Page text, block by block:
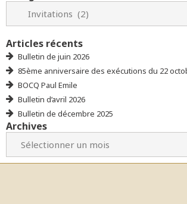
Articles récents
Bulletin de juin 2026
85ème anniversaire des exécutions du 22
BOCQ Paul Emile
Bulletin d’avril 2026
Bulletin de décembre 2025
Archives